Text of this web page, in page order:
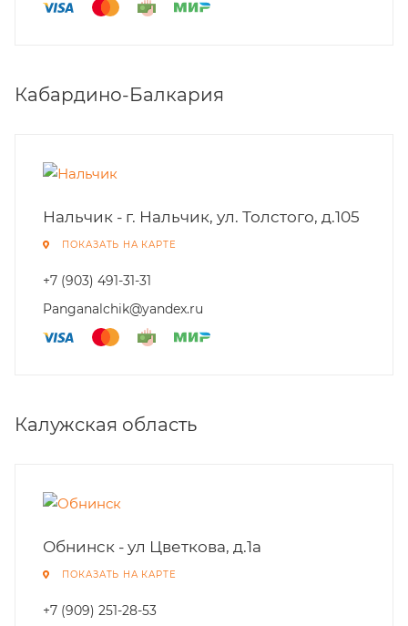
Кабардино-Балкария
Нальчик - г. Нальчик, ул. Толстого, д.105
ПОКАЗАТЬ НА КАРТЕ
+7 (903) 491-31-31
Panganalchik@yandex.ru
Калужская область
Обнинск - ул Цветкова, д.1а
ПОКАЗАТЬ НА КАРТЕ
+7 (909) 251-28-53